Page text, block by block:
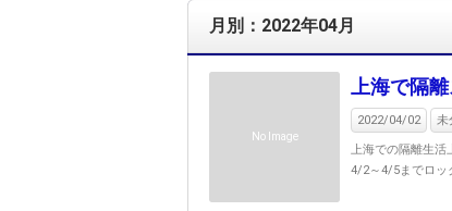
月別：2022年04月
No Image
上海で隔
2022/04/02 未
上海での隔離生
4/2～4/5までロッ